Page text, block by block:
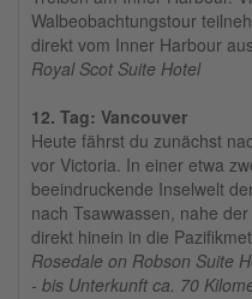
Walbeobachtungstour
direkt vom Inner Harbour
Royal Scot Suite Hotel
12. Tag: Vancouver
Heute fährst du zunächst
vor Victoria. In einer etwa
beeindruckende Inselwelt
nach Tsawwassen, nahe
direkt hinein in die
Rosedale on Robson Suite
- bis Unterkunft ca. 70